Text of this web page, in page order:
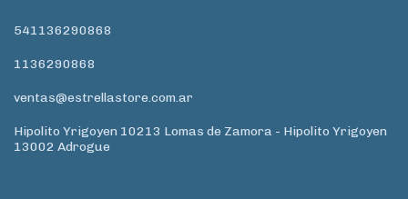
541136290868
1136290868
ventas@estrellastore.com.ar
Hipolito Yrigoyen 10213 Lomas de Zamora - Hipolito Yrigoyen
13002 Adrogue